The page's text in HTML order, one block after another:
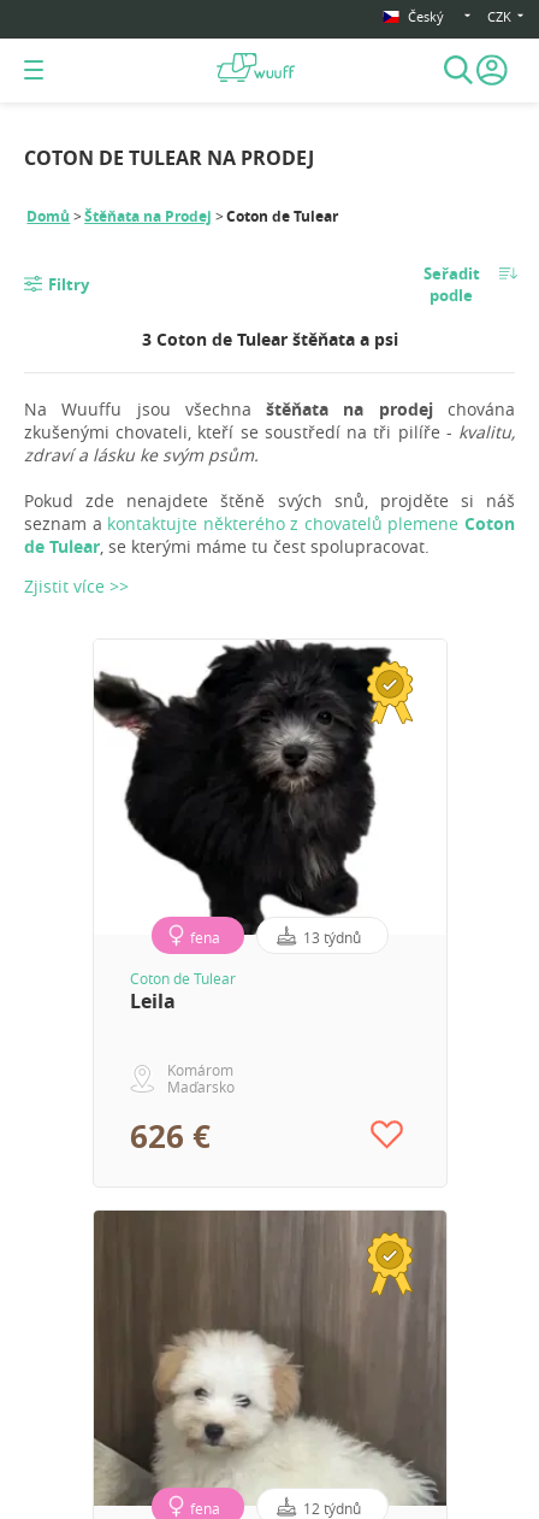
Český CZK
COTON DE TULEAR NA PRODEJ
Domů Štěňata na Prodej Coton de Tulear
Filtry
Seřadit
podle
3 Coton de Tulear štěňata a psi
Na Wuuffu jsou všechnaštěňata na prodejchována
zkušenými chovateli, kteří se soustředí na tři pilíře - kvalitu,
zdraví a lásku ke svým psům.
Pokud zde nenajdete štěně svých snů, projděte si náš
seznam a kontaktujte některého z chovatelů plemeneCoton
de Tulear, se kterými máme tu čest spolupracovat.
Zjistit více >>
fena 13 týdnů
Coton de Tulear
Leila
Komárom
Maďarsko
626 €
fena 12 týdnů